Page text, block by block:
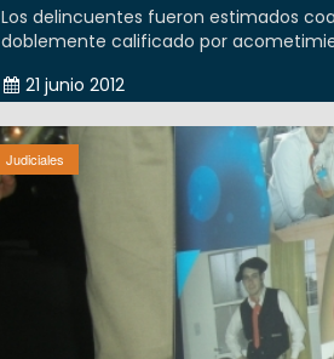
Los delincuentes fueron estimados
doblemente calificado por
21 junio 2012
Judiciales